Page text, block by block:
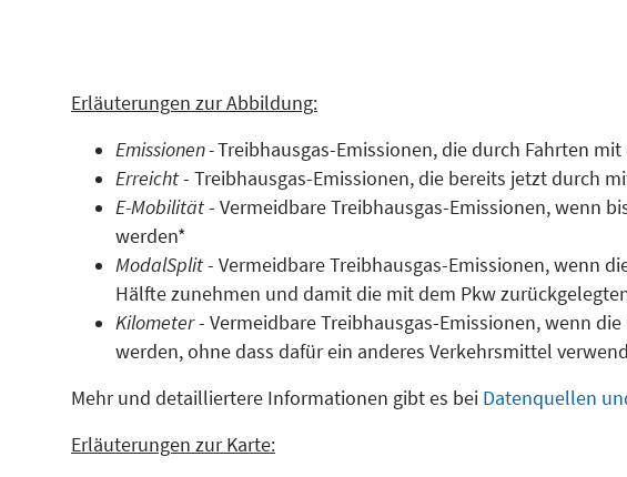
Erläuterungen zur Abbildung:
Emissionen -Treibhausgas-Emissionen, die durch Fahrten
Erreicht- Treibhausgas-Emissionen, die bereits jetzt durch
E-Mobilität- Vermeidbare Treibhausgas-Emissionen, wenn
werden*
ModalSplit- Vermeidbare Treibhausgas-Emissionen, wenn
Hälfte zunehmen und damit die mit dem Pkw
Kilometer- Vermeidbare Treibhausgas-Emissionen, wenn
werden, ohne dass dafür ein anderes Verkehrsmittel
Mehr und detailliertere Informationen gibt es bei Datenquellen
Erläuterungen zur Karte: